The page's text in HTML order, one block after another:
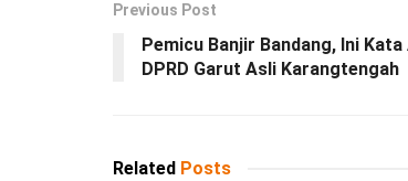
Previous Post
Pemicu Banjir Bandang, Ini
DPRD Garut Asli Karangtengah
Related Posts